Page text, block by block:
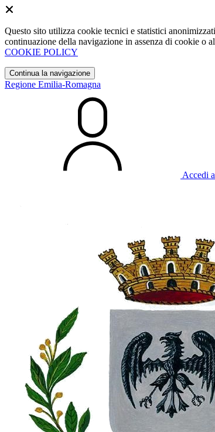
Questo sito utilizza cookie tecnici e statistici
continuazione della navigazione in assenza di cookie o
COOKIE POLICY
Continua la navigazione
Regione Emilia-Romagna
Accedi